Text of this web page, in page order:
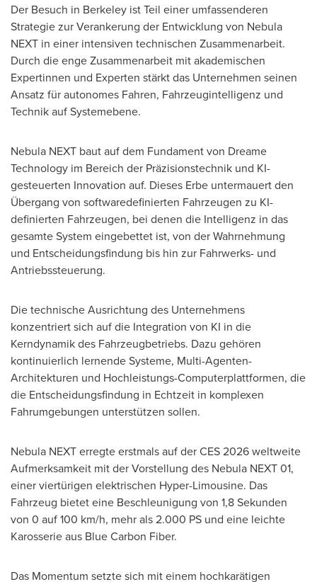
Der Besuch in Berkeley ist Teil einer umfassenderen
Strategie zur Verankerung der Entwicklung von Nebula
NEXT in einer intensiven technischen Zusammenarbeit.
Durch die enge Zusammenarbeit mit akademischen
Expertinnen und Experten stärkt das Unternehmen seinen
Ansatz für autonomes Fahren, Fahrzeugintelligenz und
Technik auf Systemebene.
Nebula NEXT baut auf dem Fundament von Dreame
Technology im Bereich der Präzisionstechnik und KI-
gesteuerten Innovation auf. Dieses Erbe untermauert den
Übergang von softwaredefinierten Fahrzeugen zu KI-
definierten Fahrzeugen, bei denen die Intelligenz in das
gesamte System eingebettet ist, von der Wahrnehmung
und Entscheidungsfindung bis hin zur Fahrwerks- und
Antriebssteuerung.
Die technische Ausrichtung des Unternehmens
konzentriert sich auf die Integration von KI in die
Kerndynamik des Fahrzeugbetriebs. Dazu gehören
kontinuierlich lernende Systeme, Multi-Agenten-
Architekturen und Hochleistungs-Computerplattformen, die
die Entscheidungsfindung in Echtzeit in komplexen
Fahrumgebungen unterstützen sollen.
Nebula NEXT erregte erstmals auf der CES 2026 weltweite
Aufmerksamkeit mit der Vorstellung des Nebula NEXT 01,
einer viertürigen elektrischen Hyper-Limousine. Das
Fahrzeug bietet eine Beschleunigung von 1,8 Sekunden
von 0 auf 100 km/h, mehr als 2.000 PS und eine leichte
Karosserie aus Blue Carbon Fiber.
Das Momentum setzte sich mit einem hochkarätigen